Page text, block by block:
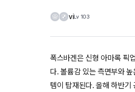
viLv 103
폭스바겐은 신형 아마록 픽
다. 볼륨감 있는 측면부와
템이 탑재된다. 올해 하반기